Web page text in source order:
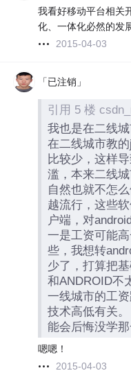
我看好移动平台相关
化、一体化必然的发
2015-04-03
「已注销」
引用 5 楼
我也是在二线
在二线城市教
比较少，这样
滥，本来二线
自然也就不怎
越流行，这些
户端，对
一是工资可能
些，我想转
少了，打算把
和ANDROID不
一线城市的工
技术高低有关
能会后悔没学
嗯嗯！
2015-04-03